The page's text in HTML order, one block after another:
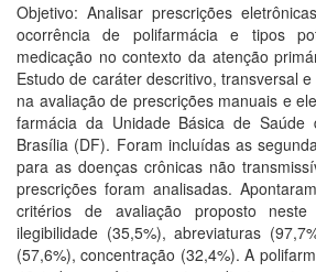
Objetivo: Analisar prescrições
ocorrência de polifarmácia e tipos
medicação no contexto da atenção
Estudo de caráter descritivo, transversal
na avaliação de prescrições manuais e
farmácia da Unidade Básica de Saúde
Brasília (DF). Foram incluídas as
para as doenças crônicas não
prescrições foram analisadas.
critérios de avaliação proposto
ilegibilidade (35,5%), abreviaturas
(57,6%), concentração (32,4%). A